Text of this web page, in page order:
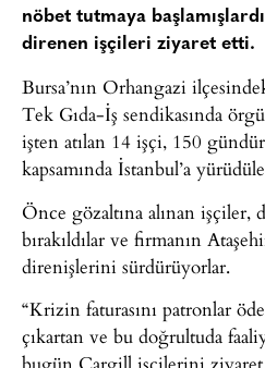
nöbet tutmaya
direnen işçileri ziyaret etti.
Bursa’nın Orhangazi
Tek Gıda-İş sendikasında
işten atılan 14 işçi, 150
kapsamında İstanbul’a
Önce gözaltına alınan işçiler,
bırakıldılar ve firmanın
direnişlerini sürdürüyorlar.
“Krizin faturasını patronlar
çıkartan ve bu doğrultuda